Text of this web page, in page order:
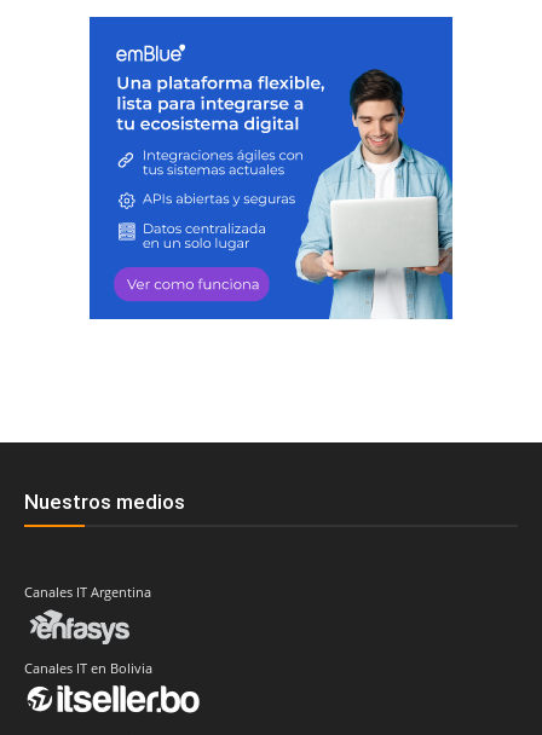
Nuestros medios
Canales IT Argentina
Canales IT en Bolivia